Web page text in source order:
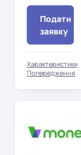
Подати
заявку
Характеристики
Попередження